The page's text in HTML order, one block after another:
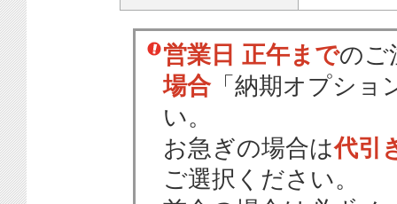
営業日 正午までのご
場合 「納期オプショ
い。
お急ぎの場合は代引
ご選択ください。